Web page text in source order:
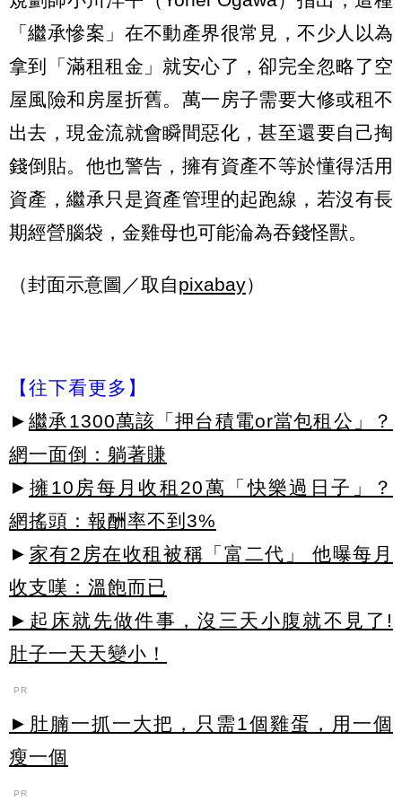
「繼承慘案」在不動產界很常見，不少人以為
拿到「滿租租金」就安心了，卻完全忽略了空
屋風險和房屋折舊。萬一房子需要大修或租不
出去，現金流就會瞬間惡化，甚至還要自己掏
錢倒貼。他也警告，擁有資產不等於懂得活用
資產，繼承只是資產管理的起跑線，若沒有長
期經營腦袋，金雞母也可能淪為吞錢怪獸。
（封面示意圖／取自pixabay）
【往下看更多】
► 繼承1300萬該「押台積電or當包租公」？
網一面倒：躺著賺
► 擁10房每月收租20萬「快樂過日子」？
網搖頭：報酬率不到3%
► 家有2房在收租被稱「富二代」 他曝每月
收支嘆：溫飽而已
►起床就先做件事，沒三天小腹就不見了!
肚子一天天變小！
PR
►肚腩一抓一大把，只需1個雞蛋，用一個
瘦一個
PR